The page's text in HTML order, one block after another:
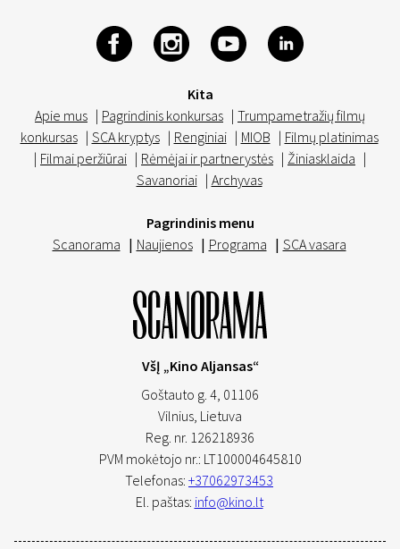
Kita
Apie mus | Pagrindinis konkursas | Trumpametražių filmų
konkursas | SCA kryptys | Renginiai | MIOB | Filmų platinimas
| Filmai peržiūrai | Rėmėjai ir partnerystės | Žiniasklaida |
Savanoriai | Archyvas
Pagrindinis menu
Scanorama | Naujienos | Programa | SCA vasara
VšĮ „Kino Aljansas“
Goštauto g. 4, 01106
Vilnius, Lietuva
Reg. nr. 126218936
PVM mokėtojo nr.: LT100004645810
Telefonas: +37062973453
El. paštas: info@kino.lt